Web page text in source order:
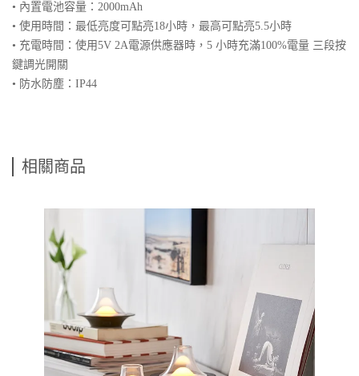
• 內置電池容量：2000mAh
• 使用時間：最低亮度可點亮18小時，最高可點亮5.5小時
• 充電時間：使用5V 2A電源供應器時，5 小時充滿100%電量 三段按
鍵調光開關
• 防水防塵：IP44
相關商品